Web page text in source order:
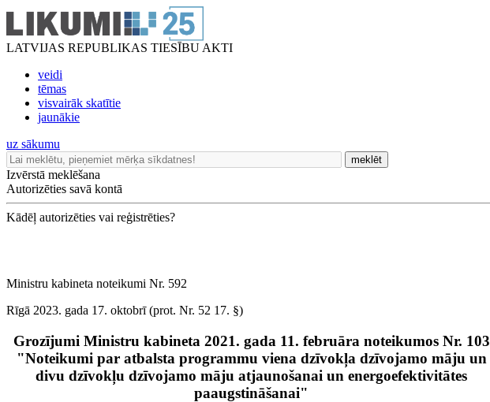
LATVIJAS REPUBLIKAS TIESĪBU AKTI
veidi
tēmas
visvairāk skatītie
jaunākie
uz sākumu
meklēt
Izvērstā meklēšana
Autorizēties savā kontā
Kādēļ autorizēties vai reģistrēties?
Ministru kabineta noteikumi Nr. 592
Rīgā 2023. gada 17. oktobrī (prot. Nr. 52 17. §)
Grozījumi Ministru kabineta 2021. gada 11. februāra noteikumos Nr. 103
"Noteikumi par atbalsta programmu viena dzīvokļa dzīvojamo māju un
divu dzīvokļu dzīvojamo māju atjaunošanai un energoefektivitātes
paaugstināšanai"